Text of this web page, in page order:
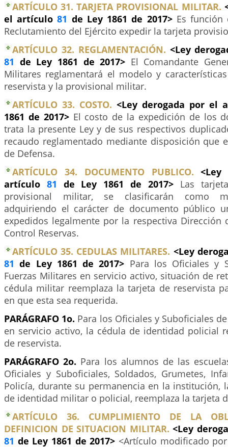
ARTÍCULO 31. TARJETA PROVISIONAL MILITAR.
el artículo81 de Ley 1861 de 2017> Es función
Reclutamiento del Ejército expedir la tarjeta
ARTÍCULO 32. REGLAMENTACIÓN. <Ley
81 de Ley 1861 de 2017> El Comandante
Militares reglamentará el modelo y
reservista y la provisional militar.
ARTÍCULO 33. COSTO. <Ley derogada por el
1861 de 2017> El costo de la expedición de los
trata la presente Ley y de sus respectivos
recaudo reglamentado mediante disposición que
de Defensa.
ARTÍCULO 34. DOCUMENTO PUBLICO.
artículo 81 de Ley 1861 de 2017> Las
provisional militar, se clasificarán como
adquiriendo el carácter de documento público
expedidos legalmente por la respectiva Dirección
Control Reservas.
ARTÍCULO 35. CEDULAS MILITARES. <Ley
81 de Ley 1861 de 2017> Para los Oficiales y
Fuerzas Militares en servicio activo, situación de
cédula militar reemplaza la tarjeta de reservista
en que esta sea requerida.
PARÁGRAFO 1o. Para los Oficiales y Suboficiales
en servicio activo, la cédula de identidad policial
de reservista.
PARÁGRAFO 2o. Para los alumnos de las
Oficiales y Suboficiales, Soldados, Grumetes,
Policía, durante su permanencia en la institución,
de identidad militar o policial, reemplaza la tarjeta
ARTÍCULO 36. CUMPLIMIENTO DE LA
DEFINICION DE SITUACION MILITAR. <Ley
81 de Ley 1861 de 2017> <Artículo modificado